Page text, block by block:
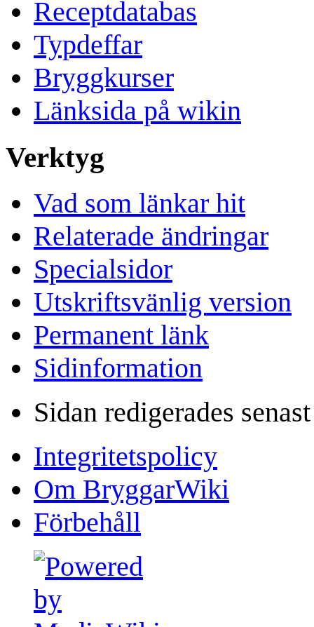
Receptdatabas
Typdeffar
Bryggkurser
Länksida på wikin
Verktyg
Vad som länkar hit
Relaterade ändringar
Specialsidor
Utskriftsvänlig version
Permanent länk
Sidinformation
Sidan redigerades
Integritetspolicy
Om BryggarWiki
Förbehåll